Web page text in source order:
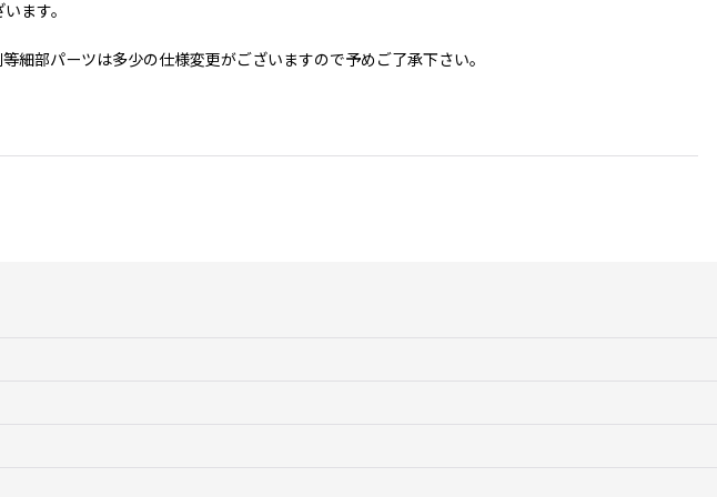
ます。
部パーツは多少の仕様変更がございますので予めご了承下さい。